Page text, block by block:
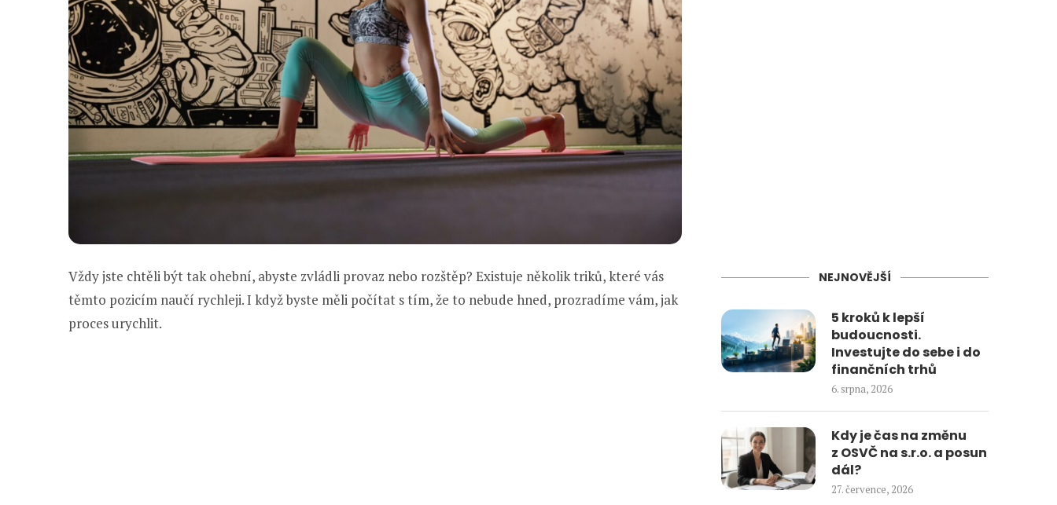
Vždy jste chtěli být tak ohební, abyste zvládli provaz nebo rozštěp? Existuje několik triků, které vás
těmto pozicím naučí rychleji. I když byste měli počítat s tím, že to nebude hned, prozradíme vám, jak
proces urychlit.
NEJNOVĚJŠÍ
5 kroků k lepší
budoucnosti.
Investujte do sebe i do
finančních trhů
6. srpna, 2026
Kdy je čas na změnu
z OSVČ na s.r.o. a posun
dál?
27. července, 2026